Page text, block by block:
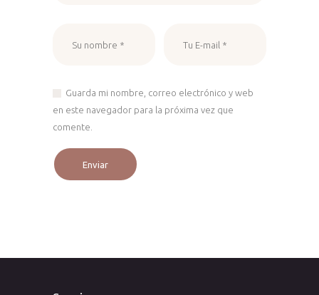
Guarda mi nombre, correo electrónico y web
en este navegador para la próxima vez que
comente.